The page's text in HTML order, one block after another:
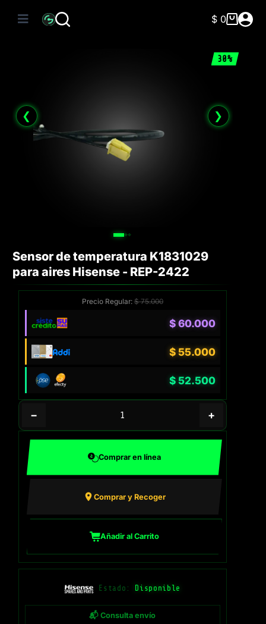
Carro
$0
30%
❮ ❯
Sensor de temperatura K1831029
para aires Hisense - REP-2422
Precio Regular:$75.000
$60.000
$55.000
$52.500
− +
Comprar en línea
Comprar y Recoger
Añadir al Carrito
Estado: Disponible
📬 Consulta envío